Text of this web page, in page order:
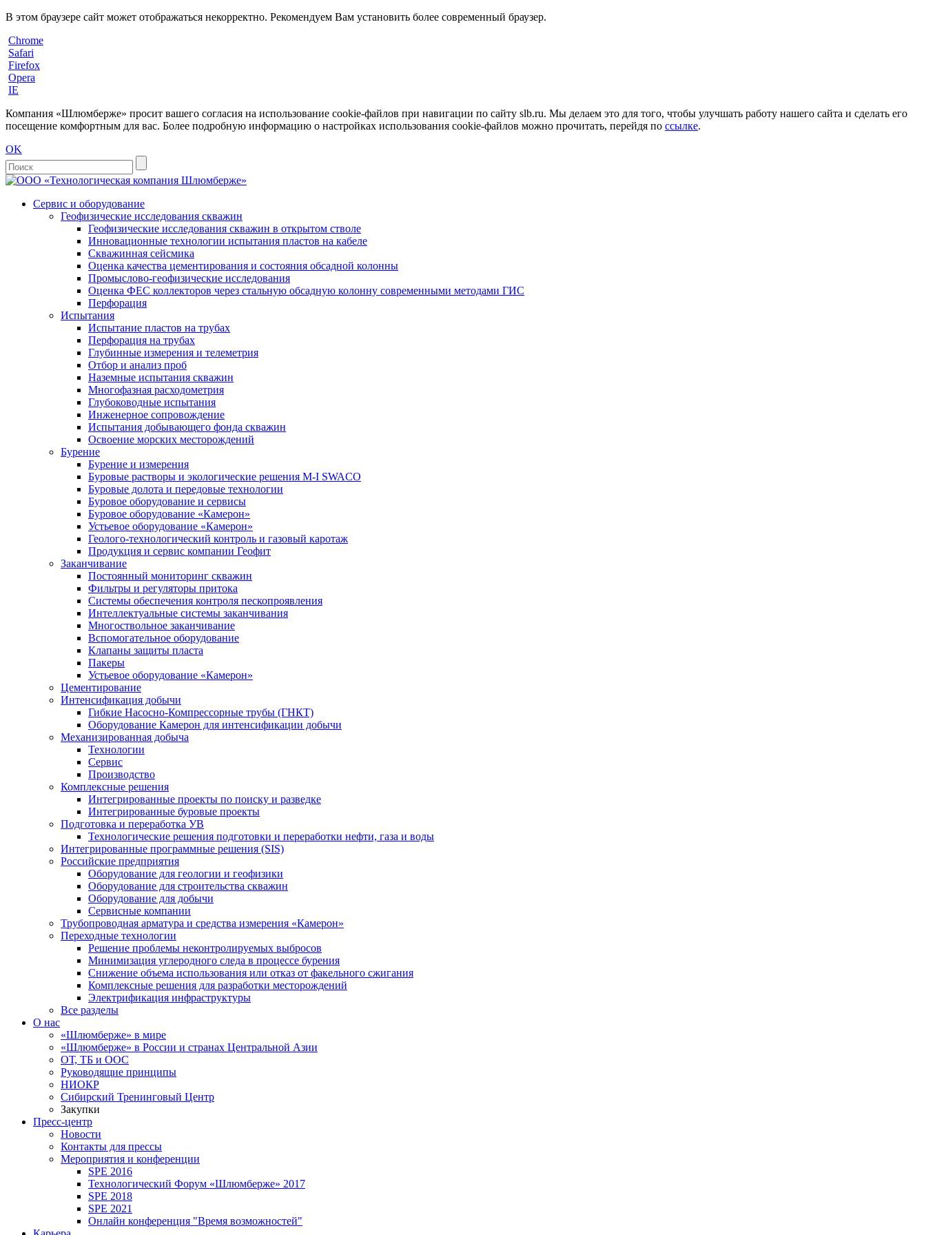
В этом браузере сайт может отображаться некорректно. Рекомендуем Вам установить более современный браузер.
Chrome
Safari
Firefox
Opera
IE
Компания «Шлюмберже» просит вашего согласия на использование cookie-файлов при навигации по сайту slb.ru. Мы делаем это для того, чтобы улучшать работу нашего сайта и сделать его
посещение комфортным для вас. Более подробную информацию о настройках использования cookie-файлов можно прочитать, перейдя по ссылке.
OK
Сервис и оборудование
Геофизические исследования скважин
Геофизические исследования скважин в открытом стволе
Инновационные технологии испытания пластов на кабеле
Скважинная сейсмика
Оценка качества цементирования и состояния обсадной колонны
Промыслово-геофизические исследования
Оценка ФЕС коллекторов через стальную обсадную колонну современными методами ГИС
Перфорация
Испытания
Испытание пластов на трубах
Перфорация на трубах
Глубинные измерения и телеметрия
Отбор и анализ проб
Наземные испытания скважин
Многофазная расходометрия
Глубоководные испытания
Инженерное сопровождение
Испытания добывающего фонда скважин
Освоение морских месторождений
Бурение
Бурение и измерения
Буровые растворы и экологические решения M-I SWACO
Буровые долота и передовые технологии
Буровое оборудование и сервисы
Буровое оборудование «Камерон»
Устьевое оборудование «Камерон»
Геолого-технологический контроль и газовый каротаж
Продукция и сервис компании Геофит
Заканчивание
Постоянный мониторинг скважин
Фильтры и регуляторы притока
Cистемы обеспечения контроля пескопроявления
Интеллектуальные системы заканчивания
Многоствольное заканчивание
Вспомогательное оборудование
Клапаны защиты пласта
Пакеры
Устьевое оборудование «Камерон»
Цементирование
Интенсификация добычи
Гибкие Насосно-Компрессорные трубы (ГНКТ)
Оборудование Камерон для интенсификации добычи
Механизированная добыча
Технологии
Сервис
Производство
Комплексные решения
Интегрированные проекты по поиску и разведке
Интегрированные буровые проекты
Подготовка и переработка УВ
Технологические решения подготовки и переработки нефти, газа и воды
Интегрированные программные решения (SIS)
Российские предприятия
Оборудование для геологии и геофизики
Оборудование для строительства скважин
Оборудование для добычи
Сервисные компании
Трубопроводная арматура и средства измерения «Камерон»
Переходные технологии
Решение проблемы неконтролируемых выбросов
Минимизация углеродного следа в процессе бурения
Снижение объема использования или отказ от факельного сжигания
Комплексные решения для разработки месторождений
Электрификация инфраструктуры
Все разделы
О нас
«Шлюмберже» в мире
«Шлюмберже» в России и странах Центральной Азии
ОТ, ТБ и ООС
Руководящие принципы
НИОКР
Сибирский Тренинговый Центр
Закупки
Пресс-центр
Новости
Контакты для прессы
Мероприятия и конференции
SPE 2016
Технологический Форум «Шлюмберже» 2017
SPE 2018
SPE 2021
Онлайн конференция "Время возможностей"